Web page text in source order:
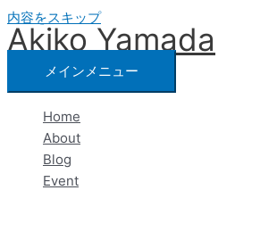
内容をスキップ
Akiko Yamada
メインメニュー
Home
About
Blog
Event